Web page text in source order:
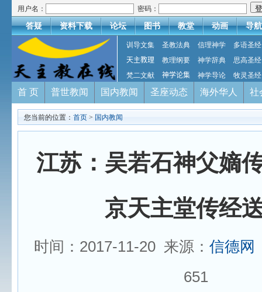
用户名： 密码：
答疑 资料下载 论坛 图书 教堂 动画 导航
训导文集 圣教法典 信理神学
多语圣经
天主教理
教理纲要 神学辞典
思高圣经
梵二文献
神学论集 神学导论 牧灵圣经
首 页 普世教闻 国内教闻 圣座动态 海外华人 社
您当前的位置： 首页 > 国内教闻
江苏：吴若石神父嫡
京天主堂传经
时间：2017-11-20 来源： 信德网
651